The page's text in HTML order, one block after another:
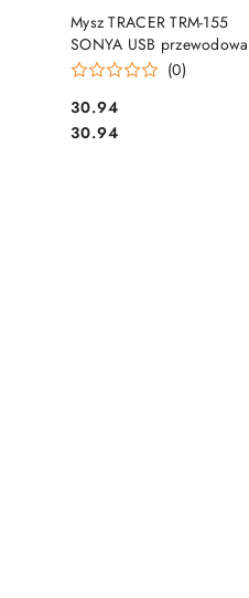
Mysz TRACER TRM-155
SONYA USB przewodowa
TRAMYS45923(0)
Cena:
30.94
Cena:
30.94
DO KOSZYKA